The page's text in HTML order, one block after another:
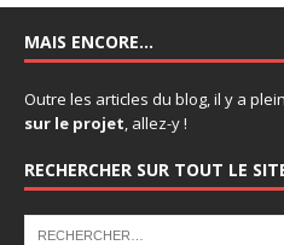
MAIS ENCORE…
Outre les articles du blog, il y a
sur le projet, allez-y !
RECHERCHER SUR TOUT LE